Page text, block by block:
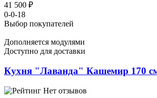
41 500 ₽
0-0-18
Выбор покупателей
Дополняется модулями
Доступно для доставки
Кухня "Лаванда" Кашемир 170
Нет отзывов